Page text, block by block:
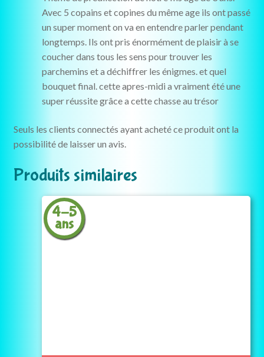
Avec 5 copains et copines du même age ils ont passé
un super moment on va en entendre parler pendant
longtemps. Ils ont pris énormément de plaisir à se
coucher dans tous les sens pour trouver les
parchemins et a déchiffrer les énigmes. et quel
bouquet final. cette apres-midi a vraiment été une
super réussite grâce a cette chasse au trésor
Seuls les clients connectés ayant acheté ce produit ont la
possibilité de laisser un avis.
Produits similaires
4-5
ans